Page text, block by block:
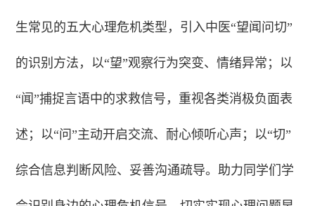
生常见的五大心理危机类型，引入中医“望闻问切”
的识别方法，以“望”观察行为突变、情绪异常；以
“闻”捕捉言语中的求救信号，重视各类消极负面表
述；以“问”主动开启交流、耐心倾听心声；以“切”
综合信息判断风险、妥善沟通疏导。助力同学们学